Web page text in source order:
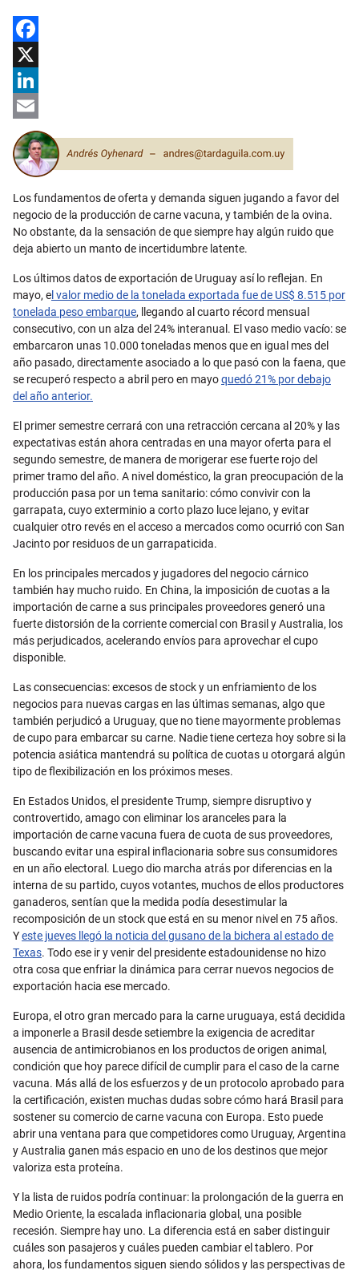
Facebook
X
LinkedIn
Email
Los fundamentos de oferta y demanda siguen jugando a favor del
negocio de la producción de carne vacuna, y también de la ovina.
No obstante, da la sensación de que siempre hay algún ruido que
deja abierto un manto de incertidumbre latente.
Los últimos datos de exportación de Uruguay así lo reflejan. En
mayo, e l valor medio de la tonelada exportada fue de US$ 8.515 por
tonelada peso embarque, llegando al cuarto récord mensual
consecutivo, con un alza del 24% interanual. El vaso medio vacío: se
embarcaron unas 10.000 toneladas menos que en igual mes del
año pasado, directamente asociado a lo que pasó con la faena, que
se recuperó respecto a abril pero en mayoquedó 21% por debajo
del año anterior.
El primer semestre cerrará con una retracción cercana al 20% y las
expectativas están ahora centradas en una mayor oferta para el
segundo semestre, de manera de morigerar ese fuerte rojo del
primer tramo del año. A nivel doméstico, la gran preocupación de la
producción pasa por un tema sanitario: cómo convivir con la
garrapata, cuyo exterminio a corto plazo luce lejano, y evitar
cualquier otro revés en el acceso a mercados como ocurrió con San
Jacinto por residuos de un garrapaticida.
En los principales mercados y jugadores del negocio cárnico
también hay mucho ruido. En China, la imposición de cuotas a la
importación de carne a sus principales proveedores generó una
fuerte distorsión de la corriente comercial con Brasil y Australia, los
más perjudicados, acelerando envíos para aprovechar el cupo
disponible.
Las consecuencias: excesos de stock y un enfriamiento de los
negocios para nuevas cargas en las últimas semanas, algo que
también perjudicó a Uruguay, que no tiene mayormente problemas
de cupo para embarcar su carne. Nadie tiene certeza hoy sobre si la
potencia asiática mantendrá su política de cuotas u otorgará algún
tipo de flexibilización en los próximos meses.
En Estados Unidos, el presidente Trump, siempre disruptivo y
controvertido, amago con eliminar los aranceles para la
importación de carne vacuna fuera de cuota de sus proveedores,
buscando evitar una espiral inflacionaria sobre sus consumidores
en un año electoral. Luego dio marcha atrás por diferencias en la
interna de su partido, cuyos votantes, muchos de ellos productores
ganaderos, sentían que la medida podía desestimular la
recomposición de un stock que está en su menor nivel en 75 años.
Yeste jueves llegó la noticia del gusano de la bichera al estado de
Texas. Todo ese ir y venir del presidente estadounidense no hizo
otra cosa que enfriar la dinámica para cerrar nuevos negocios de
exportación hacia ese mercado.
Europa, el otro gran mercado para la carne uruguaya, está decidida
a imponerle a Brasil desde setiembre la exigencia de acreditar
ausencia de antimicrobianos en los productos de origen animal,
condición que hoy parece difícil de cumplir para el caso de la carne
vacuna. Más allá de los esfuerzos y de un protocolo aprobado para
la certificación, existen muchas dudas sobre cómo hará Brasil para
sostener su comercio de carne vacuna con Europa. Esto puede
abrir una ventana para que competidores como Uruguay, Argentina
y Australia ganen más espacio en uno de los destinos que mejor
valoriza esta proteína.
Y la lista de ruidos podría continuar: la prolongación de la guerra en
Medio Oriente, la escalada inflacionaria global, una posible
recesión. Siempre hay uno. La diferencia está en saber distinguir
cuáles son pasajeros y cuáles pueden cambiar el tablero. Por
ahora, los fundamentos siguen siendo sólidos y las perspectivas de